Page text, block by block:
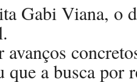
Gabi Viana, o
avanços
que a busca por